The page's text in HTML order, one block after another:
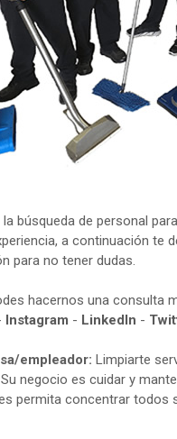
búsqueda de personal
a continuación
para no tener dudas.
hacernos una consulta
Instagram - LinkedIn -
empleador: Limpiarte
negocio es cuidar y
permita concentrar todos